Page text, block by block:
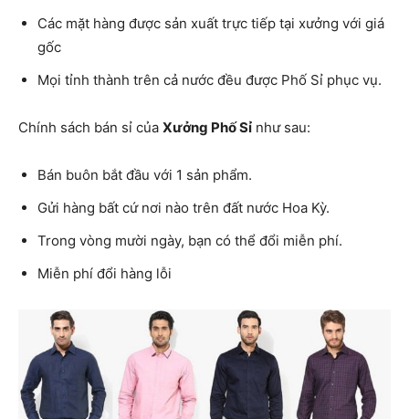
Các mặt hàng được sản xuất trực tiếp tại xưởng với giá
gốc
Mọi tỉnh thành trên cả nước đều được Phố Sỉ phục vụ.
Chính sách bán sỉ của Xưởng Phố Sỉ như sau:
Bán buôn bắt đầu với 1 sản phẩm.
Gửi hàng bất cứ nơi nào trên đất nước Hoa Kỳ.
Trong vòng mười ngày, bạn có thể đổi miễn phí.
Miễn phí đổi hàng lỗi